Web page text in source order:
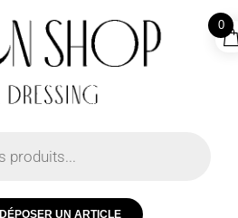
DÉPOSER UN ARTICLE
0